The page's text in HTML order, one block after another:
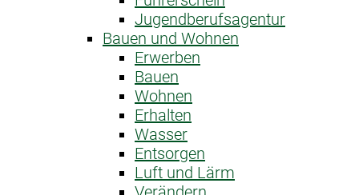
Jugendberufsagentur
Bauen und Wohnen
Erwerben
Bauen
Wohnen
Erhalten
Wasser
Entsorgen
Luft und Lärm